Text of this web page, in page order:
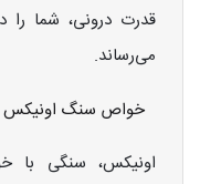
قدرت درونی، شما را
می‌رساند.
خواص سنگ اونیکس
اونیکس، سنگی با